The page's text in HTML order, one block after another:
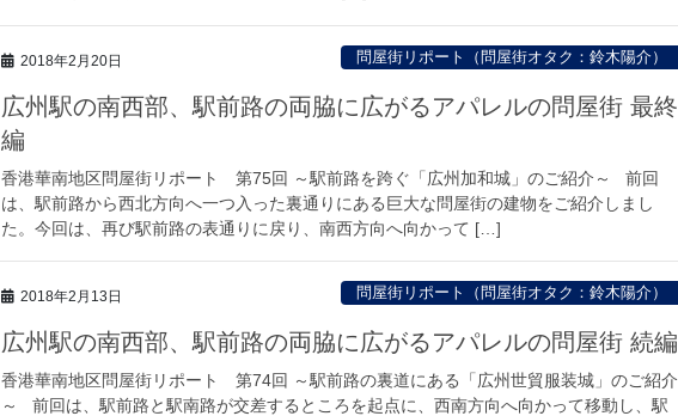
2018年2月20日 問屋街リポート（問屋街オタク：鈴木陽介）
広州駅の南西部、駅前路の両脇に広がるアパレルの問屋街 最終
編
香港華南地区問屋街リポート 第75回 ～駅前路を跨ぐ「広州加和城」のご紹介～ 前回
は、駅前路から西北方向へ一つ入った裏通りにある巨大な問屋街の建物をご紹介しまし
た。今回は、再び駅前路の表通りに戻り、南西方向へ向かって […]
2018年2月13日 問屋街リポート（問屋街オタク：鈴木陽介）
広州駅の南西部、駅前路の両脇に広がるアパレルの問屋街 続編
香港華南地区問屋街リポート 第74回 ～駅前路の裏道にある「広州世貿服装城」のご紹介
～ 前回は、駅前路と駅南路が交差するところを起点に、西南方向へ向かって移動し、駅